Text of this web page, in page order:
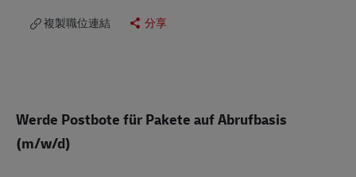
複製職位連結 分享
Werde Postbote für Pakete auf Abrufbasis
(m/w/d)